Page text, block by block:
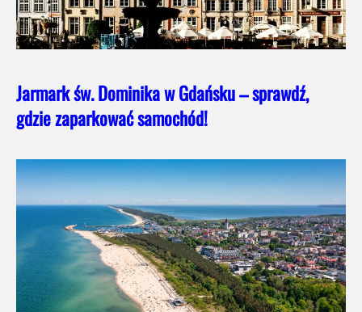
Jarmark św. Dominika w Gdańsku – sprawdź,
gdzie zaparkować samochód!